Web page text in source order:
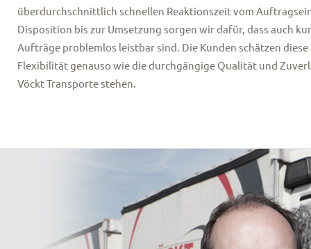
überdurchschnittlich schnellen Reaktionszeit vom
Disposition bis zur Umsetzung sorgen wir dafür, dass auch
Aufträge problemlos leistbar sind. Die Kunden schätzen
Flexibilität genauso wie die durchgängige Qualität und
Vöckt Transporte stehen.